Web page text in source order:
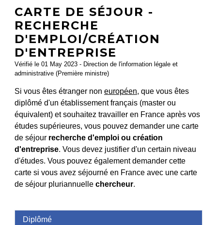
CARTE DE SÉJOUR -
RECHERCHE
D'EMPLOI/CRÉATION
D'ENTREPRISE
Vérifié le 01 May 2023 - Direction de l'information légale et
administrative (Première ministre)
Si vous êtes étranger non européen, que vous êtes
diplômé d'un établissement français (master ou
équivalent) et souhaitez travailler en France après vos
études supérieures, vous pouvez demander une carte
de séjour recherche d'emploi ou création
d'entreprise. Vous devez justifier d'un certain niveau
d'études. Vous pouvez également demander cette
carte si vous avez séjourné en France avec une carte
de séjour pluriannuelle chercheur.
Diplômé